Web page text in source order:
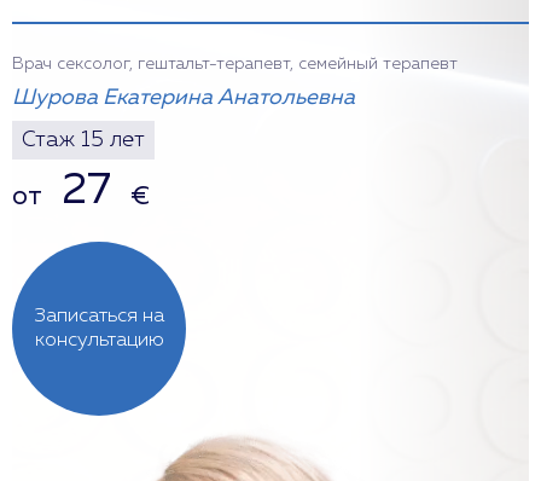
Записаться на
консультацию
Врач сексолог, гештальт-терапевт, семейный терапевт
Шурова Екатерина Анатольевна
Стаж 15 лет
от 27 €